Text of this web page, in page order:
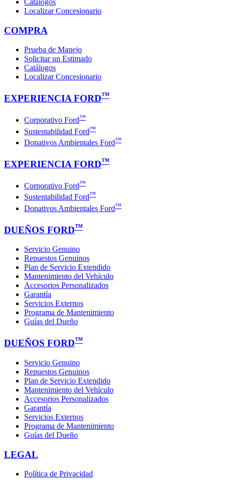
Catálogos
Localizar Concesionario
COMPRA
Prueba de Manejo
Solicitar un Estimado
Catálogos
Localizar Concesionario
EXPERIENCIA FORD™
Corporativo Ford™
Sustentabilidad Ford™
Donativos Ambientales Ford™
EXPERIENCIA FORD™
Corporativo Ford™
Sustentabilidad Ford™
Donativos Ambientales Ford™
DUEÑOS FORD™
Servicio Genuino
Repuestos Genuinos
Plan de Servicio Extendido
Mantenimiento del Vehículo
Accesorios Personalizados
Garantía
Servicios Externos
Programa de Mantenimiento
Guías del Dueño
DUEÑOS FORD™
Servicio Genuino
Repuestos Genuinos
Plan de Servicio Extendido
Mantenimiento del Vehículo
Accesorios Personalizados
Garantía
Servicios Externos
Programa de Mantenimiento
Guías del Dueño
LEGAL
Política de Privacidad